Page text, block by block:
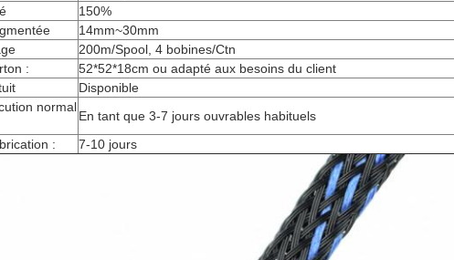
150%
14mm~30mm
200m/Spool, 4 bobines/Ctn
:
52*52*18cm ou adapté aux besoins du client
Disponible
normal
En tant que 3-7 jours ouvrables habituels
:
7-10 jours